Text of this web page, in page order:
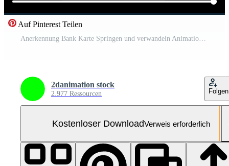
Auf Pinterest Teilen
Anerkennung Bank Karte Springen und verwandeln Animation auf Alpha Kanal Kostenloses Video
2danimation stock
2.977 Ressourcen Folgen
Kostenloser DownloadVerweis erforderlich